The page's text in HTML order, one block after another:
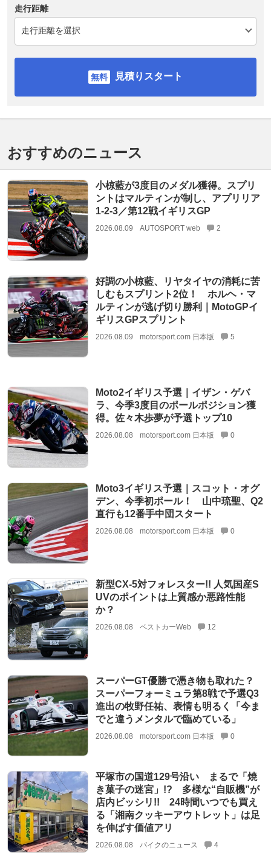
走行距離
見積りスタート
おすすめのニュース
小椋藍が3度目のメダル獲得。スプリ
ントはマルティンが制し、アプリリア
1-2-3／第12戦イギリスGP
2026.08.09 AUTOSPORT web 2
好調の小椋藍、リヤタイヤの消耗に苦
しむもスプリント2位！ ホルヘ・マ
ルティンが逃げ切り勝利｜MotoGPイ
ギリスGPスプリント
2026.08.09 motorsport.com 日本版 5
Moto2イギリス予選｜イザン・ゲバ
ラ、今季3度目のポールポジション獲
得。佐々木歩夢が予選トップ10
2026.08.08 motorsport.com 日本版 0
Moto3イギリス予選｜スコット・オグ
デン、今季初ポール！ 山中琉聖、Q2
直行も12番手中団スタート
2026.08.08 motorsport.com 日本版 0
新型CX-5対フォレスター!! 人気国産S
UVのポイントは上質感か悪路性能
か？
2026.08.08 ベストカーWeb 12
スーパーGT優勝で憑き物も取れた？
スーパーフォーミュラ第8戦で予選Q3
進出の牧野任祐、表情も明るく「今ま
でと違うメンタルで臨めている」
2026.08.08 motorsport.com 日本版 0
平塚市の国道129号沿い まるで「焼
き菓子の迷宮」!? 多様な“自販機”が
店内ビッシリ!! 24時間いつでも買え
る「湘南クッキーアウトレット」は足
を伸ばす価値アリ
2026.08.08 バイクのニュース 4